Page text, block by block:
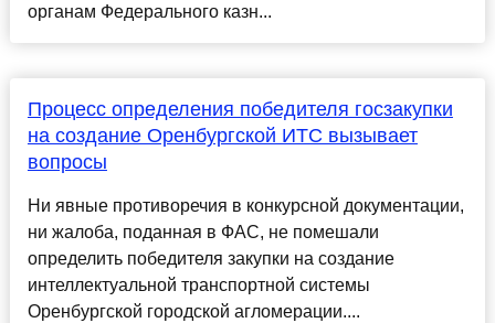
органам Федерального казн...
Процесс определения победителя госзакупки
на создание Оренбургской ИТС вызывает
вопросы
Ни явные противоречия в конкурсной документации,
ни жалоба, поданная в ФАС, не помешали
определить победителя закупки на создание
интеллектуальной транспортной системы
Оренбургской городской агломерации....